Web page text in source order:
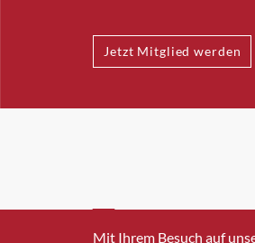
Jetzt Mitglied werden
INFO@SWISSICT.CH
Mit Ihrem Besuch auf